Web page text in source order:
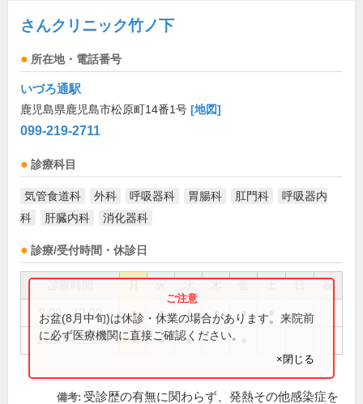
さんクリニック竹ノ下
所在地・電話番号
いづろ通駅
鹿児島県鹿児島市松原町14番1号 [地図]
099-219-2711
診療科目
気管食道科 外科 呼吸器科 胃腸科 肛門科
呼吸器内
科
肝臓内科 消化器科
診療/受付時間・休診日
祝
9:00～13:00 ● ● ● ● ●
14:00～18:00 ● ● ●
お盆(8月中旬)は休診・休業の場合があります。来院前
に必ず医療機関に直接ご確認ください。
×閉じる
備考: 受診歴の有無に関わらず、発熱その他感染症を